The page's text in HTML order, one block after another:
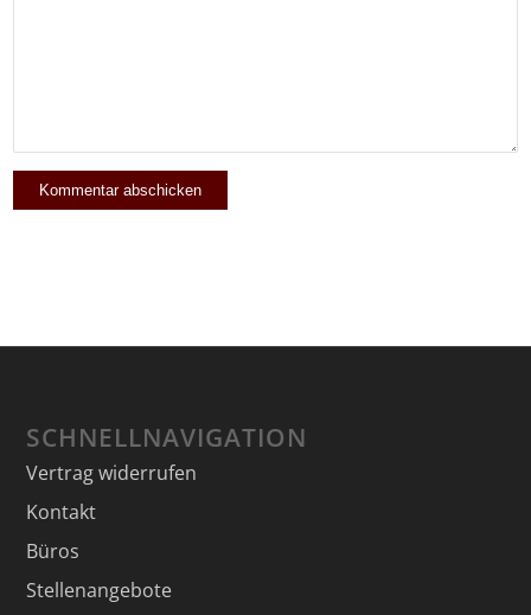
SCHNELLNAVIGATION
Vertrag widerrufen
Kontakt
Büros
Stellenangebote